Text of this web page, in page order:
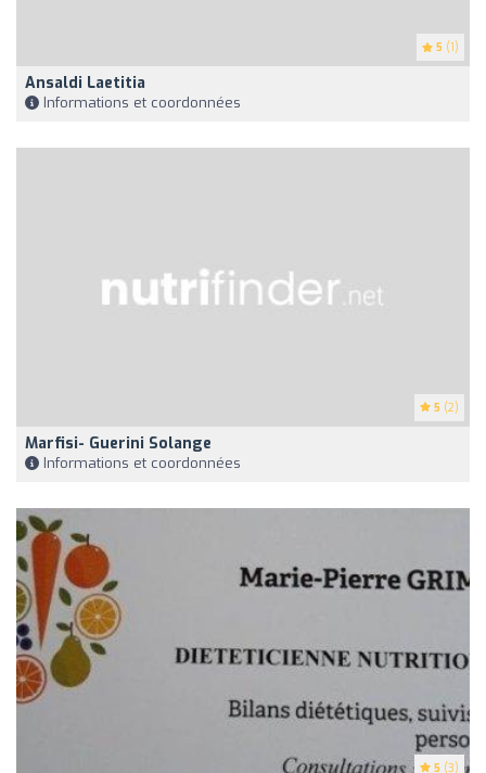
5 (1)
Ansaldi Laetitia
Informations et coordonnées
5 (2)
Marfisi- Guerini Solange
Informations et coordonnées
5 (3)